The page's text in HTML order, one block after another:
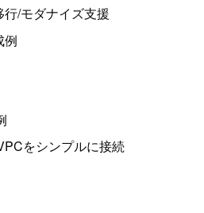
/モダナイズ支援
例
をシンプルに接続